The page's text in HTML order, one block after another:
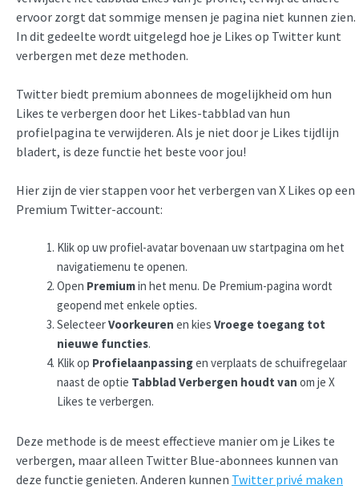
ervoor zorgt dat sommige mensen je pagina niet kunnen zien.
In dit gedeelte wordt uitgelegd hoe je Likes op Twitter kunt
verbergen met deze methoden.
Twitter biedt premium abonnees de mogelijkheid om hun
Likes te verbergen door het Likes-tabblad van hun
profielpagina te verwijderen. Als je niet door je Likes tijdlijn
bladert, is deze functie het beste voor jou!
Hier zijn de vier stappen voor het verbergen van X Likes op een
Premium Twitter-account:
Klik op uw profiel-avatar bovenaan uw startpagina om het
navigatiemenu te openen.
Open Premiumin het menu. De Premium-pagina wordt
geopend met enkele opties.
SelecteerVoorkeuren en kies Vroege toegang tot
nieuwe functies.
Klik op Profielaanpassingen verplaats de schuifregelaar
naast de optie Tabblad Verbergen houdt van om je X
Likes te verbergen.
Deze methode is de meest effectieve manier om je Likes te
verbergen, maar alleen Twitter Blue-abonnees kunnen van
deze functie genieten. Anderen kunnen Twitter privé maken